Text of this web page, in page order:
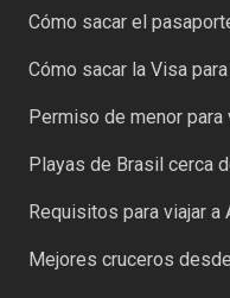
Cómo sacar el
Cómo sacar la Visa
Permiso de menor
Playas de Brasil cerca
Requisitos para viajar a
Mejores cruceros